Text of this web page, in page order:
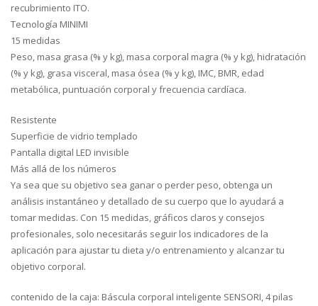
recubrimiento ITO.
Tecnología MINIMI
15 medidas
Peso, masa grasa (% y kg), masa corporal magra (% y kg), hidratación
(% y kg), grasa visceral, masa ósea (% y kg), IMC, BMR, edad
metabólica, puntuación corporal y frecuencia cardíaca.
Resistente
Superficie de vidrio templado
Pantalla digital LED invisible
Más allá de los números
Ya sea que su objetivo sea ganar o perder peso, obtenga un
análisis instantáneo y detallado de su cuerpo que lo ayudará a
tomar medidas. Con 15 medidas, gráficos claros y consejos
profesionales, solo necesitarás seguir los indicadores de la
aplicación para ajustar tu dieta y/o entrenamiento y alcanzar tu
objetivo corporal.
contenido de la caja: Báscula corporal inteligente SENSORI, 4 pilas